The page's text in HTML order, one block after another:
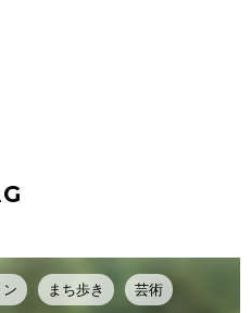
ン まち歩き 芸術